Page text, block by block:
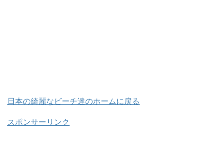
日本の綺麗なビーチ達のホームに戻る
スポンサーリンク